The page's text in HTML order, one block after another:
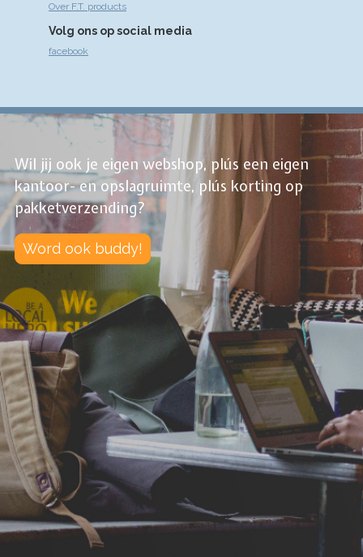
Over F.T. products
Volg ons op social media
facebook
Wil jij ook je eigen webshop, plús een eigen
kantoor- en opslagruimte, plús korting op
pakketverzending?
Word ook buddy!